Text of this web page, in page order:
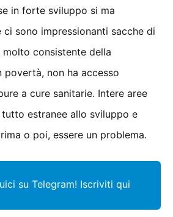
in forte sviluppo si ma
ci sono impressionanti sacche di
consistente della
povertà, non ha accesso
a cure sanitarie. Intere aree
estranee allo sviluppo e
o poi, essere un problema.
su Telegram! Iscriviti qui